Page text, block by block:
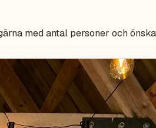
med antal personer och